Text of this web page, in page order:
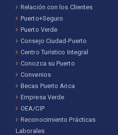
Relación con los Clientes
Puerto+Seguro
Puerto Verde
Consejo Ciudad-Puerto
Centro Turístico Integral
Conozca su Puerto
Convenios
Becas Puerto Arica
Empresa Verde
OEA/CIP
Reconocimiento Prácticas
Laborales